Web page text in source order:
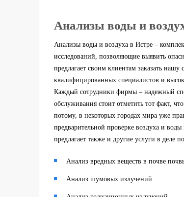
Анализы воды и
Анализы воды и воздуха в Истре –
исследований, позволяющие выявить
предлагает своим клиентам заказать
квалифицированных специалистов и
Каждый сотрудники фирмы – надежный
обслуживания стоит отметить тот факт,
потому, в некоторых городах мира уже
предварительной проверке воздуха и
предлагает также и другие услуги в деле
Анализ вредных веществ в почве
Анализ шумовых излучений